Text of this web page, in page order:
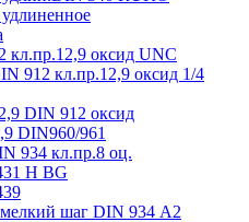
кл.пр.12,9 оксид UNC
912 кл.пр.12,9 оксид 1/4
DIN 912 оксид
DIN960/961
934 кл.пр.8 оц.
H BG
шаг DIN 934 А2